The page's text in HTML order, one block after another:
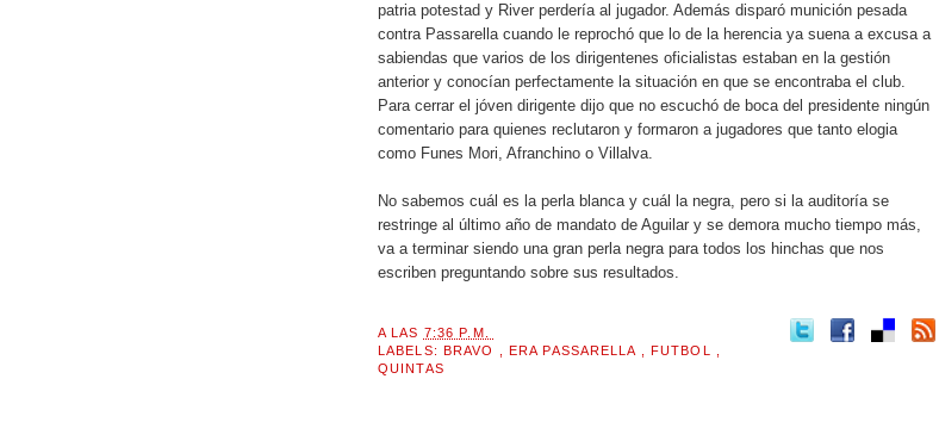
patria potestad y River perdería al jugador. Además disparó munición pesada
contra Passarella cuando le reprochó que lo de la herencia ya suena a excusa a
sabiendas que varios de los dirigentenes oficialistas estaban en la gestión
anterior y conocían perfectamente la situación en que se encontraba el club.
Para cerrar el jóven dirigente dijo que no escuchó de boca del presidente ningún
comentario para quienes reclutaron y formaron a jugadores que tanto elogia
como Funes Mori, Afranchino o Villalva.
No sabemos cuál es la perla blanca y cuál la negra, pero si la auditoría se
restringe al último año de mandato de Aguilar y se demora mucho tiempo más,
va a terminar siendo una gran perla negra para todos los hinchas que nos
escriben preguntando sobre sus resultados.
A LAS 7:36 P.M.
LABELS: BRAVO ERA PASSARELLA FUTBOL
QUINTAS